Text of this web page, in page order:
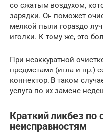
со сжатым воздухом,
зарядки. Он поможет
мелкой пыли гораздо
иголки. К тому же, это
При неаккуратной
предметами (игла и пр.)
коннектор. В таком
услуга по их замене
Краткий ликбез по
неисправностям